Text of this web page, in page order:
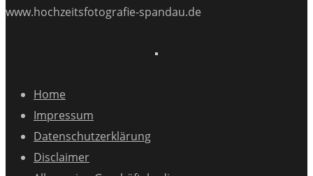
www.hochzeitsfotografie-spandau.de
Home
Impressum
Datenschutzerklärung
Disclaimer